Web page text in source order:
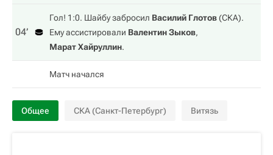
04‎’‎
Гол! 1:0. Шайбу забросил Василий Глотов(СКА).
Ему ассистировали Валентин Зыков,
Марат Хайруллин.
Матч начался
Общее СКА (Санкт-Петербург) Витязь